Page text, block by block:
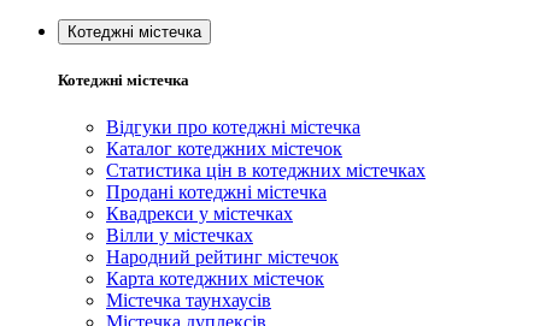
Котеджні містечка
Котеджні містечка
Відгуки про котеджні містечка
Каталог котеджних містечок
Статистика цін в котеджних містечках
Продані котеджні містечка
Квадрекси у містечках
Вілли у містечках
Народний рейтинг містечок
Карта котеджних містечок
Містечка таунхаусів
Містечка дуплексів